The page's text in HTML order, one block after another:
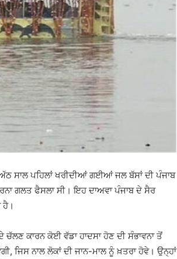
ਅੱਠ ਸਾਲ ਪਹਿਲਾਂ ਖਰੀਦੀਆਂ ਗਈਆਂ ਜਲ ਬੱਸਾਂ ਦੀ ਪੰਜਾਬ
ਗਲਤ ਫੈਸਲਾ ਸੀ। ਇਹ ਦਾਅਵਾ ਪੰਜਾਬ ਦੇ ਸੈਰ
ਹੈ।
ਕਾਰਨ ਕੋਈ ਵੱਡਾ ਹਾਦਸਾ ਹੋਣ ਦੀ ਸੰਭਾਵਨਾ ਤੋਂ
ਜਿਸ ਨਾਲ ਲੋਕਾਂ ਦੀ ਜਾਨ-ਮਾਲ ਨੂੰ ਖ਼ਤਰਾ ਹੋਵੇ। ਉਨ੍ਹਾਂ